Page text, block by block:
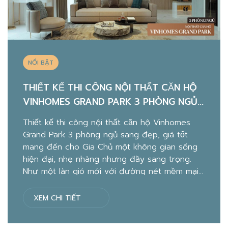
NỔI BẬT
THIẾT KẾ THI CÔNG NỘI THẤT CĂN HỘ
VINHOMES GRAND PARK 3 PHÒNG NGỦ
SANG ĐẸP, GIÁ TỐT
Thiết kế thi công nội thất căn hộ Vinhomes
Grand Park 3 phòng ngủ sang đẹp, giá tốt
mang đến cho Gia Chủ một không gian sống
hiện đại, nhẹ nhàng nhưng đầy sang trọng.
Như một làn gió mới với đường nét mềm mại
khuôn như […]
XEM CHI TIẾT